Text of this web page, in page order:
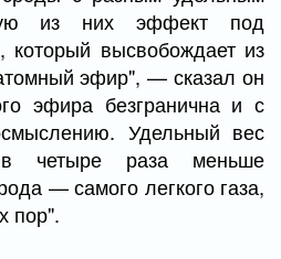
из них эффект под
который высвобождает из
эфир", — сказал он
эфира безгранична и с
Удельный вес
четыре раза меньше
— самого легкого газа,
пор".